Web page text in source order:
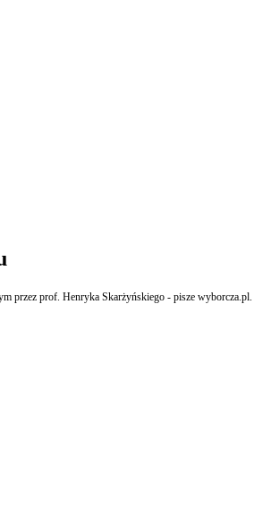
przez prof. Henryka Skarżyńskiego - pisze wyborcza.pl.